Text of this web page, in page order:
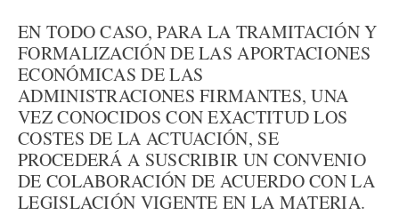
EN TODO CASO, PARA LA TRAMITACIÓN Y
FORMALIZACIÓN DE LAS APORTACIONES
ECONÓMICAS DE LAS
ADMINISTRACIONES FIRMANTES, UNA
VEZ CONOCIDOS CON EXACTITUD LOS
COSTES DE LA ACTUACIÓN, SE
PROCEDERÁ A SUSCRIBIR UN CONVENIO
DE COLABORACIÓN DE ACUERDO CON LA
LEGISLACIÓN VIGENTE EN LA MATERIA.